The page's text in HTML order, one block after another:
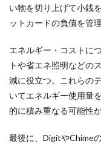
い物を切り上げて小銭
ットカードの負債を管
エネルギー・コストに
トや省エネ照明などの
減に役立つ。これらの
いてエネルギー使用量
的に積み重なる可能性が
最後に、DigitやChime